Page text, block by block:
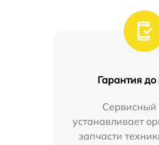
Гарантия до
Сервисный
устанавливает
запчасти